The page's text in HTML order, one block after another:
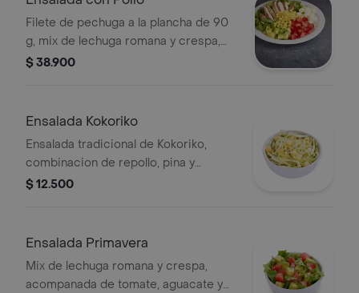
Filete de pechuga a la plancha de 90
g, mix de lechuga romana y crespa,
tomate, queso mozzarella, maiz dulce,
$ 38.900
Ensalada Kokoriko
Ensalada tradicional de Kokoriko,
combinacion de repollo, pina y
mayonesa de la casa.
$ 12.500
Ensalada Primavera
Mix de lechuga romana y crespa,
acompanada de tomate, aguacate y